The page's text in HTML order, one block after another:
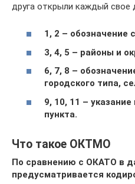
друга открыли каждый свое
1, 2 – обозначение
3, 4, 5 – районы и
6, 7, 8 –
городского типа,
9, 10, 11 –
пункта.
Что такое ОКТМО
По сравнению с ОКАТО в
предусматривается